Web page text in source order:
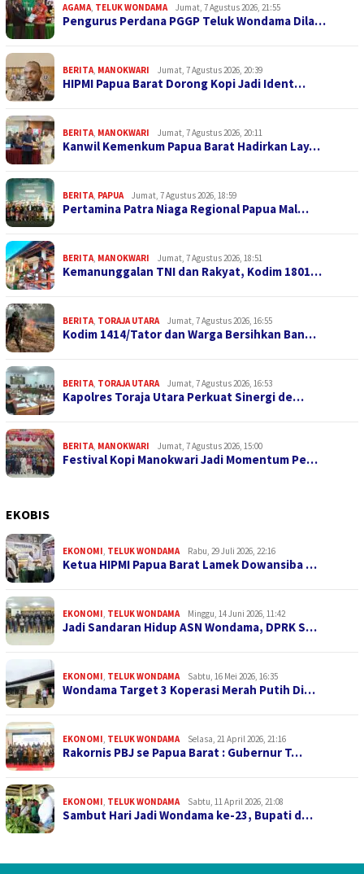
AGAMA TELUK WONDAMA Jumat, 7 Agustus 2026, 21:55
Pengurus Perdana PGGP Teluk Wondama Dila…
BERITA MANOKWARI Jumat, 7 Agustus 2026, 20:39
HIPMI Papua Barat Dorong Kopi Jadi Ident…
BERITA MANOKWARI Jumat, 7 Agustus 2026, 20:11
Kanwil Kemenkum Papua Barat Hadirkan Lay…
BERITA PAPUA Jumat, 7 Agustus 2026, 18:59
Pertamina Patra Niaga Regional Papua Mal…
BERITA MANOKWARI Jumat, 7 Agustus 2026, 18:51
Kemanunggalan TNI dan Rakyat, Kodim 1801…
BERITA TORAJA UTARA Jumat, 7 Agustus 2026, 16:55
Kodim 1414/Tator dan Warga Bersihkan Ban…
BERITA TORAJA UTARA Jumat, 7 Agustus 2026, 16:53
Kapolres Toraja Utara Perkuat Sinergi de…
BERITA MANOKWARI Jumat, 7 Agustus 2026, 15:00
Festival Kopi Manokwari Jadi Momentum Pe…
EKOBIS
EKONOMI TELUK WONDAMA Rabu, 29 Juli 2026, 22:16
Ketua HIPMI Papua Barat Lamek Dowansiba …
EKONOMI TELUK WONDAMA Minggu, 14 Juni 2026, 11:42
Jadi Sandaran Hidup ASN Wondama, DPRK S…
EKONOMI TELUK WONDAMA Sabtu, 16 Mei 2026, 16:35
Wondama Target 3 Koperasi Merah Putih Di…
EKONOMI TELUK WONDAMA Selasa, 21 April 2026, 21:16
Rakornis PBJ se Papua Barat : Gubernur T…
EKONOMI TELUK WONDAMA Sabtu, 11 April 2026, 21:08
Sambut Hari Jadi Wondama ke-23, Bupati d…